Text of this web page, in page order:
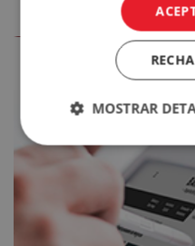
Regístrate
Recursos Humanos
MOSTRAR